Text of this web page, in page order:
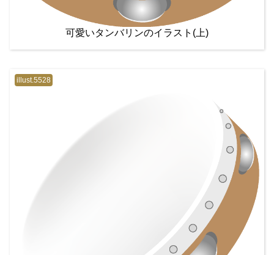
可愛いタンバリンのイラスト(上)
illust.5528